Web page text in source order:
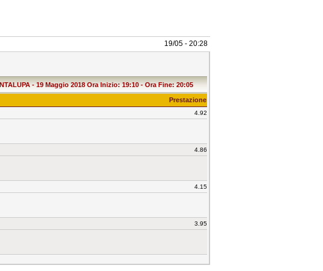
19/05 - 20:28
- 19 Maggio 2018 Ora Inizio: 19:10 - Ora Fine: 20:05
Prestazione
4.92
4.86
4.15
3.95